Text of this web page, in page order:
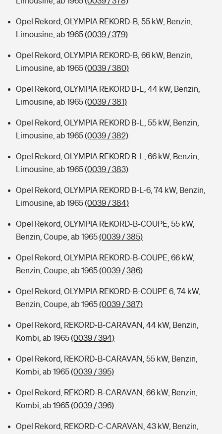
Opel Rekord, OLYMPIA REKORD-B, 55 kW, Benzin,
Limousine, ab 1965(0039 / 379)
Opel Rekord, OLYMPIA REKORD-B, 66 kW, Benzin,
Limousine, ab 1965(0039 / 380)
Opel Rekord, OLYMPIA REKORD B-L, 44 kW, Benzin,
Limousine, ab 1965(0039 / 381)
Opel Rekord, OLYMPIA REKORD B-L, 55 kW, Benzin,
Limousine, ab 1965(0039 / 382)
Opel Rekord, OLYMPIA REKORD B-L, 66 kW, Benzin,
Limousine, ab 1965(0039 / 383)
Opel Rekord, OLYMPIA REKORD B-L-6, 74 kW, Benzin,
Limousine, ab 1965(0039 / 384)
Opel Rekord, OLYMPIA REKORD-B-COUPE, 55 kW,
Benzin, Coupe, ab 1965(0039 / 385)
Opel Rekord, OLYMPIA REKORD-B-COUPE, 66 kW,
Benzin, Coupe, ab 1965(0039 / 386)
Opel Rekord, OLYMPIA REKORD-B-COUPE 6, 74 kW,
Benzin, Coupe, ab 1965(0039 / 387)
Opel Rekord, REKORD-B-CARAVAN, 44 kW, Benzin,
Kombi, ab 1965(0039 / 394)
Opel Rekord, REKORD-B-CARAVAN, 55 kW, Benzin,
Kombi, ab 1965(0039 / 395)
Opel Rekord, REKORD-B-CARAVAN, 66 kW, Benzin,
Kombi, ab 1965(0039 / 396)
Opel Rekord, REKORD-C-CARAVAN, 43 kW, Benzin,